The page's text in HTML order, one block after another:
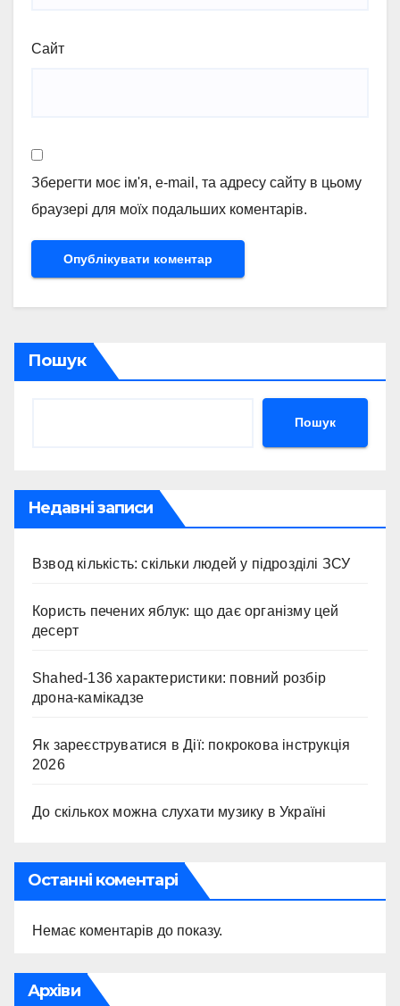
Сайт
Зберегти моє ім'я, e-mail, та адресу сайту в цьому
браузері для моїх подальших коментарів.
Пошук
Пошук
Недавні записи
Взвод кількість: скільки людей у підрозділі ЗСУ
Користь печених яблук: що дає організму цей
десерт
Shahed-136 характеристики: повний розбір
дрона-камікадзе
Як зареєструватися в Дії: покрокова інструкція
2026
До скількох можна слухати музику в Україні
Останні коментарі
Немає коментарів до показу.
Архіви